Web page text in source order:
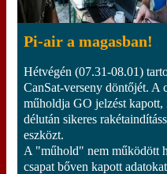
Pi-air a magasban!
Hétvégén (07.31-08.01)
CanSat-verseny döntőjét. A
műholdja GO jelzést kapott,
délután sikeres
eszközt.
A "műhold" nem működött
csapat bőven kapott